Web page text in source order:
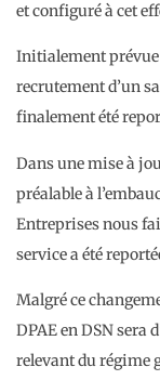
et configuré à cet
Initialement prévue
recrutement d’un
finalement été
Dans une mise à
préalable à
Entreprises nous
service a été
Malgré ce
DPAE en DSN sera
relevant du régime